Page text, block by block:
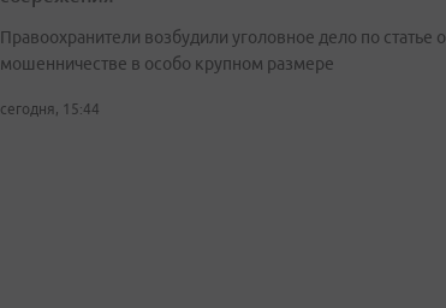
Правоохранители возбудили уголовное дело по статье о
мошенничестве в особо крупном размере
сегодня, 15:44